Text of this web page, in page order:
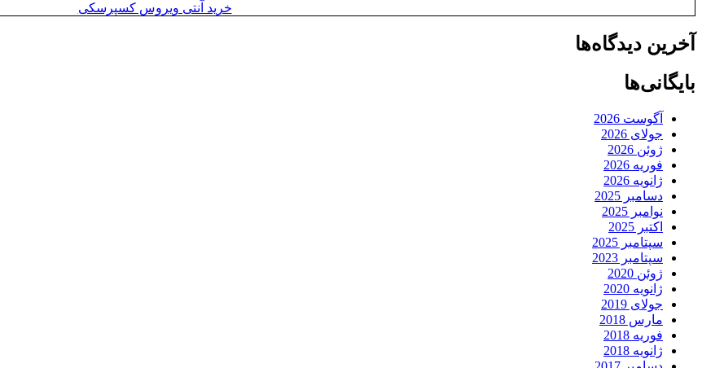
خرید آنتی ویروس کسپرسکی
آخرین دیدگاه‌ها
بایگانی‌ها
آگوست 2026
جولای 2026
ژوئن 2026
فوریه 2026
ژانویه 2026
دسامبر 2025
نوامبر 2025
اکتبر 2025
سپتامبر 2025
سپتامبر 2023
ژوئن 2020
ژانویه 2020
جولای 2019
مارس 2018
فوریه 2018
ژانویه 2018